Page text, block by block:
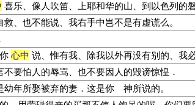
喜乐、像人吹笛、上耶和华的山、到以色列的
、也不能说、我右手中岂不是有虚谎么。
心中 说、惟有我、除我以外再没有别的、我
不要怕人的辱骂、也不要因人的毁谤惊惶．
幼年所娶被弃的妻．这是你 神所说的。